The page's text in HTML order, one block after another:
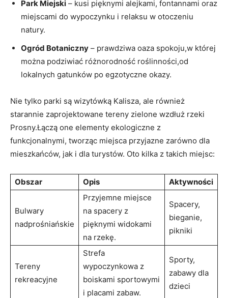
Park Miejski – kusi pięknymi alejkami, fontannami oraz
miejscami do wypoczynku i ⁣relaksu w otoczeniu
natury.
Ogród Botaniczny –⁣ prawdziwa oaza spokoju,w której
można podziwiać różnorodność roślinności,od
lokalnych ‌gatunków ‍po egzotyczne okazy.
Nie ⁢tylko parki są wizytówką Kalisza, ale również
starannie zaprojektowane tereny zielone wzdłuż ‌rzeki
Prosny.Łączą one elementy ekologiczne z‌
funkcjonalnymi, tworząc miejsca przyjazne zarówno dla
mieszkańców, jak i dla turystów. Oto kilka z takich miejsc:
Obszar Opis Aktywności
Bulwary​
nadprośniańskie
Przyjemne miejsce
na spacery z
pięknymi widokami
na rzekę.
Spacery,
bieganie,
pikniki
Tereny
rekreacyjne
Strefa
wypoczynkowa z⁢
boiskami sportowymi
i placami zabaw.
Sporty,
zabawy dla
dzieci